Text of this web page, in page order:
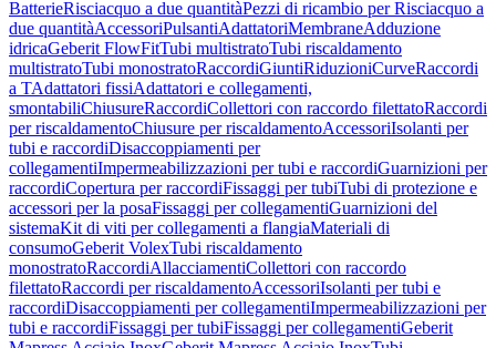
BatterieRisciacquo a due quantitàPezzi di ricambio per Risciacquo a
due quantitàAccessoriPulsantiAdattatoriMembraneAdduzione
idricaGeberit FlowFitTubi multistratoTubi riscaldamento
multistratoTubi monostratoRaccordiGiuntiRiduzioniCurveRaccordi
a TAdattatori fissiAdattatori e collegamenti,
smontabiliChiusureRaccordiCollettori con raccordo filettatoRaccordi
per riscaldamentoChiusure per riscaldamentoAccessoriIsolanti per
tubi e raccordiDisaccoppiamenti per
collegamentiImpermeabilizzazioni per tubi e raccordiGuarnizioni per
raccordiCopertura per raccordiFissaggi per tubiTubi di protezione e
accessori per la posaFissaggi per collegamentiGuarnizioni del
sistemaKit di viti per collegamenti a flangiaMateriali di
consumoGeberit VolexTubi riscaldamento
monostratoRaccordiAllacciamentiCollettori con raccordo
filettatoRaccordi per riscaldamentoAccessoriIsolanti per tubi e
raccordiDisaccoppiamenti per collegamentiImpermeabilizzazioni per
tubi e raccordiFissaggi per tubiFissaggi per collegamentiGeberit